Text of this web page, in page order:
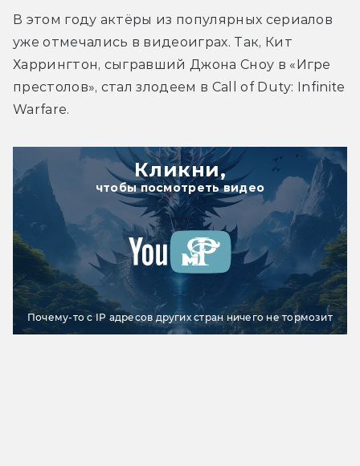
В этом году актёры из популярных сериалов
уже отмечались в видеоиграх. Так, Кит
Харрингтон, сыгравший Джона Сноу в «Игре
престолов», стал злодеем в Call of Duty: Infinite
Warfare.
Кликни,
чтобы посмотреть видео
Почему-то с IP адресов других стран ничего не тормозит